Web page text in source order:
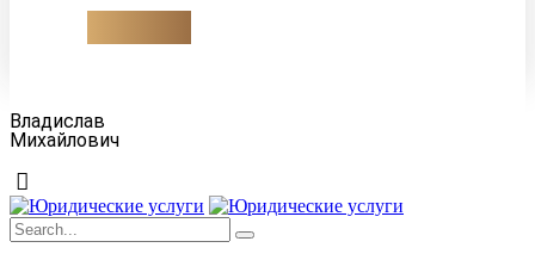
Корзун
Владислав
Михайлович